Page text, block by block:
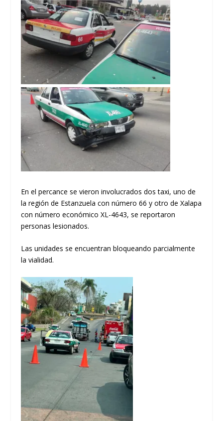
En el percance se vieron involucrados dos taxi, uno de
la región de Estanzuela con número 66 y otro de Xalapa
con número económico XL-4643, se reportaron
personas lesionados.
Las unidades se encuentran bloqueando parcialmente
la vialidad.